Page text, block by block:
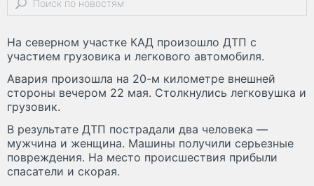
На северном участке КАД произошло ДТП с
участием грузовика и легкового автомобиля.
Авария произошла на 20-м километре внешней
стороны вечером 22 мая. Столкнулись легковушка и
грузовик.
В результате ДТП пострадали два человека —
мужчина и женщина. Машины получили серьезные
повреждения. На место происшествия прибыли
спасатели и скорая.